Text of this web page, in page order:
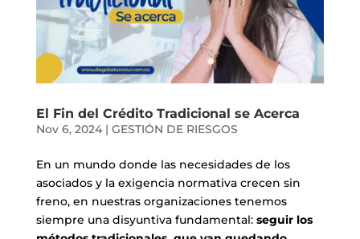
El Fin del Crédito Tradicional se Acerca
Nov 6, 2024| GESTIÓN DE RIESGOS
En un mundo donde las necesidades de los
asociados y la exigencia normativa crecen sin
freno, en nuestras organizaciones tenemos
siempre una disyuntiva fundamental: seguir los